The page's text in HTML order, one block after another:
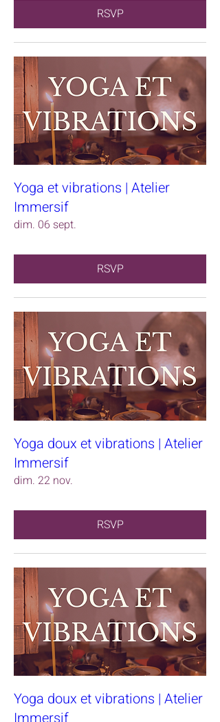
RSVP
Yoga et vibrations | Atelier
Immersif
dim. 06 sept.
RSVP
Yoga doux et vibrations | Atelier
Immersif
dim. 22 nov.
RSVP
Yoga doux et vibrations | Atelier